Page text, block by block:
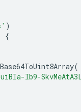
)
{
(
Ib9-